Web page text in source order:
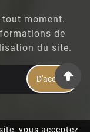
vous acceptez
moment.
de
du site.
D'accord